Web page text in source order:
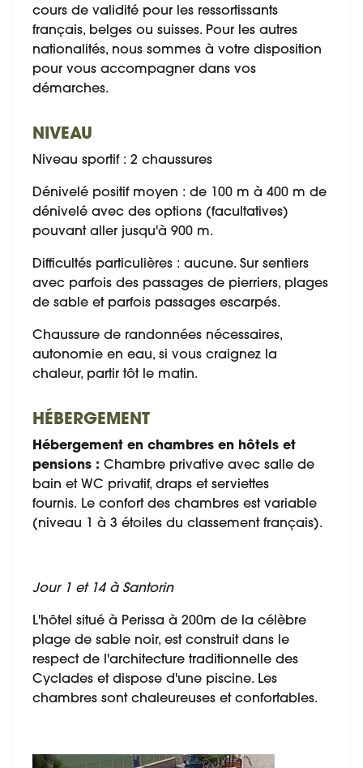
cours de validité pour les ressortissants
français, belges ou suisses. Pour les autres
nationalités, nous sommes à votre disposition
pour vous accompagner dans vos
démarches.
NIVEAU
Niveau sportif : 2 chaussures
Dénivelé positif moyen : de 100 m à 400 m de
dénivelé avec des options (facultatives)
pouvant aller jusqu'à 900 m.
Difficultés particulières : aucune. Sur sentiers
avec parfois des passages de pierriers, plages
de sable et parfois passages escarpés.
Chaussure de randonnées nécessaires,
autonomie en eau, si vous craignez la
chaleur, partir tôt le matin.
HÉBERGEMENT
Hébergement en chambres en hôtels et
pensions : Chambre privative avec salle de
bain et WC privatif, draps et serviettes
fournis. Le confort des chambres est variable
(niveau 1 à 3 étoiles du classement français).
Jour 1 et 14 à Santorin
L'hôtel situé à Perissa à 200m de la célèbre
plage de sable noir, est construit dans le
respect de l'architecture traditionnelle des
Cyclades et dispose d'une piscine. Les
chambres sont chaleureuses et confortables.